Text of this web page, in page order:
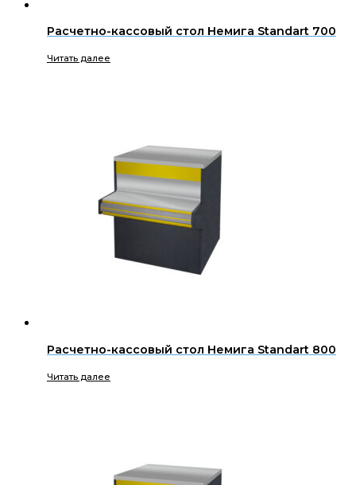
Расчетно-кассовый стол Немига Standart 700
Читать далее
Расчетно-кассовый стол Немига Standart 800
Читать далее